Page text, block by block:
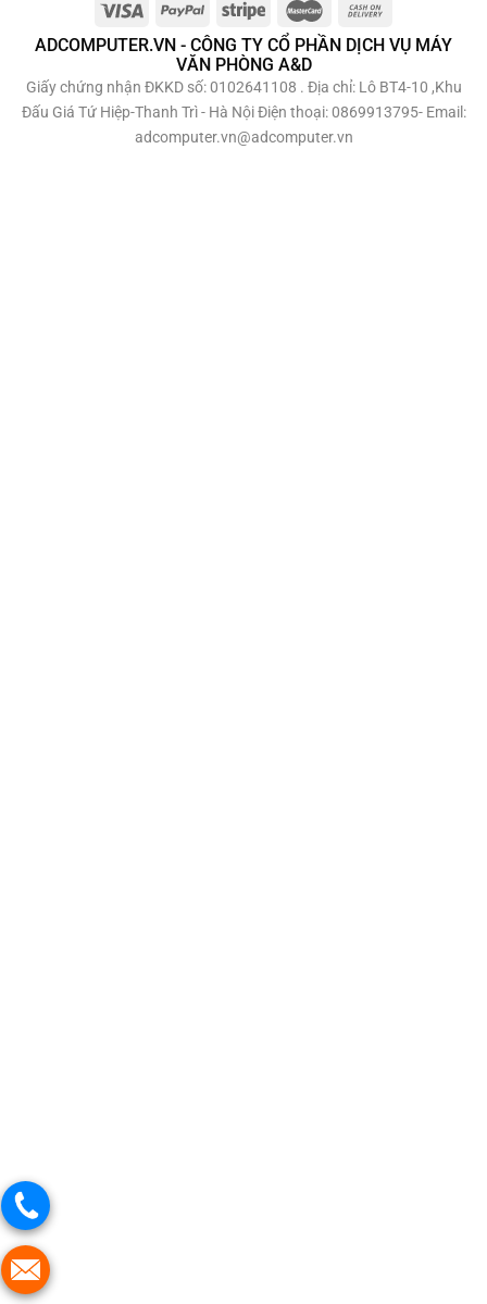
ADCOMPUTER.VN - CÔNG TY CỔ PHẦN DỊCH VỤ MÁY
VĂN PHÒNG A&D
Giấy chứng nhận ĐKKD số: 0102641108 . Địa chỉ: Lô BT4-10 ,Khu
Đấu Giá Tứ Hiệp-Thanh Trì - Hà Nội Điện thoại: 0869913795- Email:
adcomputer.vn@adcomputer.vn